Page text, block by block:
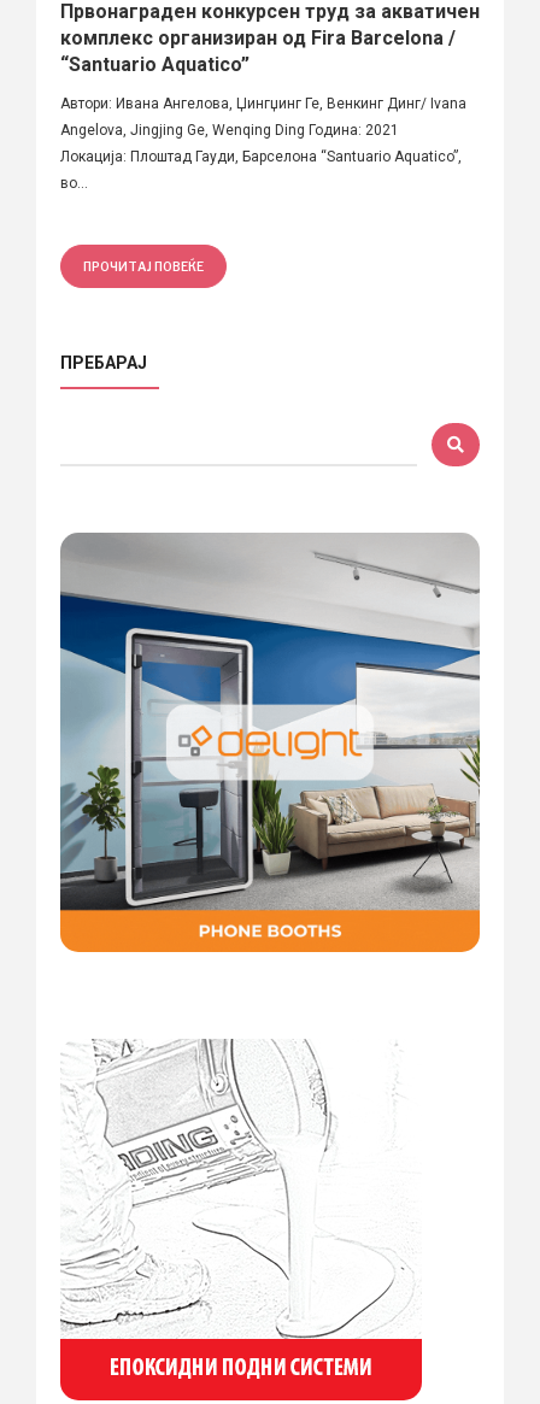
Првонаграден конкурсен труд за акватичен
комплекс организиран од Fira Barcelona /
“Santuario Aquatico”
Автори: Ивана Ангелова, Џингџинг Ге, Венкинг Динг/ Ivana
Angelova, Jingjing Ge, Wenqing Ding Година: 2021
Локација: Плоштад Гауди, Барселона “Santuario Aquatico”,
во...
ПРОЧИТАЈ ПОВЕЌЕ
ПРЕБАРАЈ